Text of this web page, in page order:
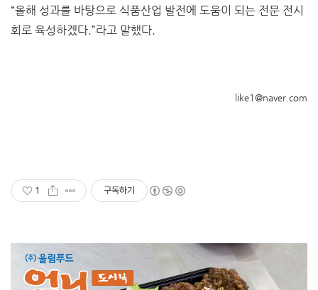
“올해 성과를 바탕으로 식품산업 발전에 도움이 되는 전문 전시
회로 육성하겠다.”라고 말했다.
like1@naver.com
1 구독하기